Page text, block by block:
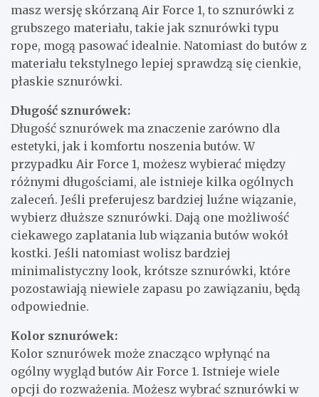
masz wersję skórzaną Air Force 1, to sznurówki z
grubszego materiału, takie jak sznurówki typu
rope, mogą pasować idealnie. Natomiast do butów z
materiału tekstylnego lepiej sprawdzą się cienkie,
płaskie sznurówki.
Długość sznurówek:
Długość sznurówek ma znaczenie zarówno dla
estetyki, jak i komfortu noszenia butów. W
przypadku Air Force 1, możesz wybierać między
różnymi długościami, ale istnieje kilka ogólnych
zaleceń. Jeśli preferujesz bardziej luźne wiązanie,
wybierz dłuższe sznurówki. Dają one możliwość
ciekawego zaplatania lub wiązania butów wokół
kostki. Jeśli natomiast wolisz bardziej
minimalistyczny look, krótsze sznurówki, które
pozostawiają niewiele zapasu po zawiązaniu, będą
odpowiednie.
Kolor sznurówek:
Kolor sznurówek może znacząco wpłynąć na
ogólny wygląd butów Air Force 1. Istnieje wiele
opcji do rozważenia. Możesz wybrać sznurówki w